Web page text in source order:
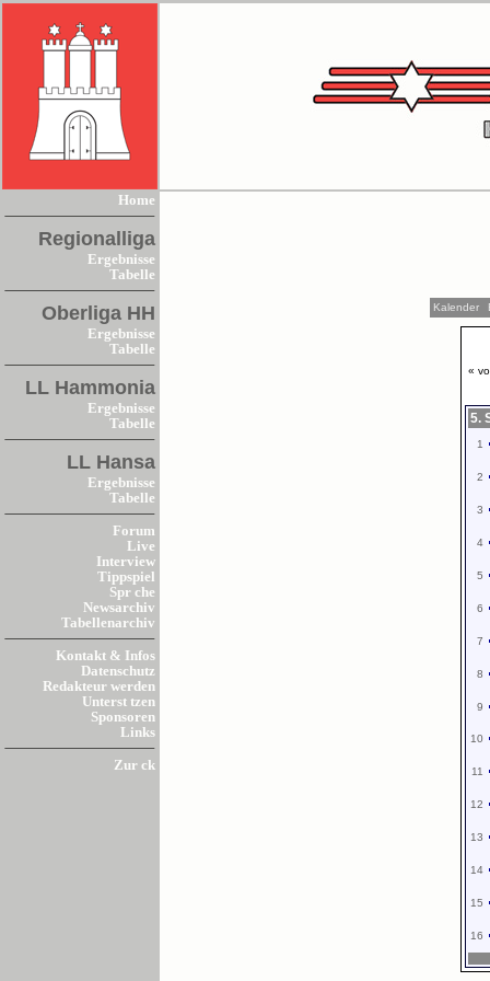
Home
Regionalliga
Ergebnisse
Tabelle
Oberliga HH
Ergebnisse
Tabelle
LL Hammonia
Ergebnisse
Tabelle
LL Hansa
Ergebnisse
Tabelle
Forum
Live
Interview
Tippspiel
Spr che
Newsarchiv
Tabellenarchiv
Kontakt & Infos
Datenschutz
Redakteur werden
Unterst tzen
Sponsoren
Links
Zur ck
Kalender
«
5.
1
2
3
4
5
6
7
8
9
10
11
12
13
14
15
16